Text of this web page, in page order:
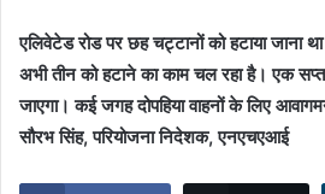
एलिवेटेड रोड पर छह चट्टानों को हटाया जाना
अभी तीन को हटाने का काम चल रहा है। एक
जाएगा। कई जगह दोपहिया वाहनों के लिए
सौरभ सिंह, परियोजना निदेशक, एनएचएआई